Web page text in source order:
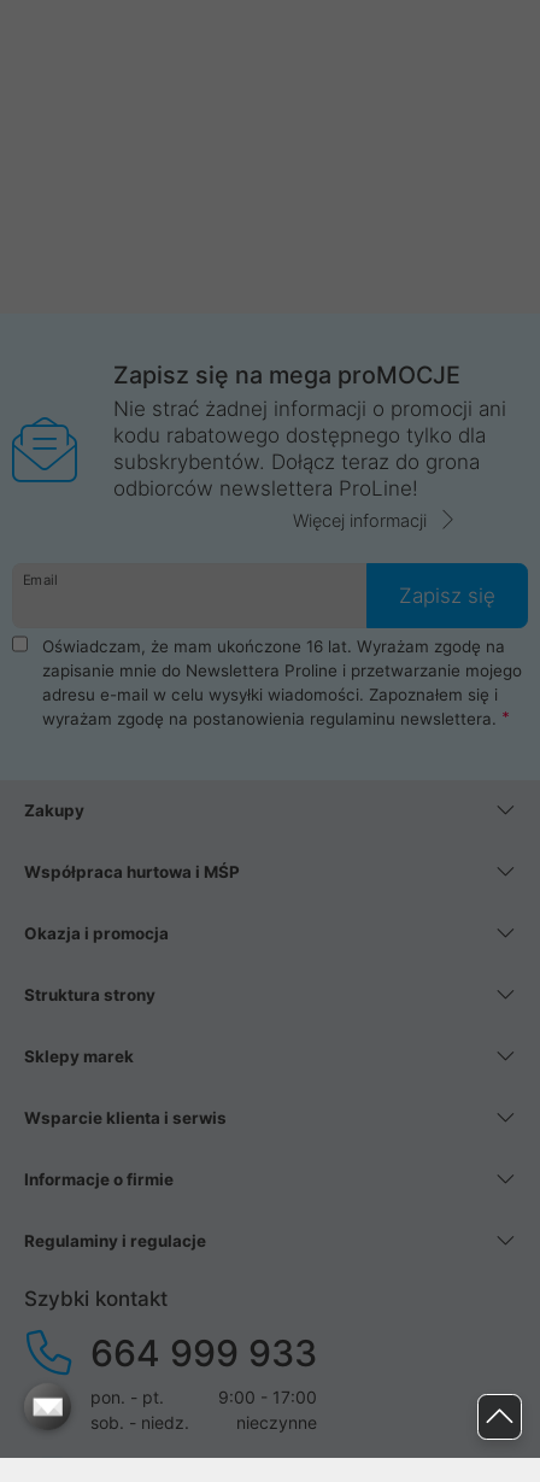
Zapisz się na mega proMOCJE
Nie strać żadnej informacji o promocji ani
kodu rabatowego dostępnego tylko dla
subskrybentów. Dołącz teraz do grona
odbiorców newslettera ProLine!
Więcej informacji
Email
Zapisz się
Oświadczam, że mam ukończone 16 lat. Wyrażam zgodę na
zapisanie mnie do Newslettera Proline i przetwarzanie mojego
adresu e-mail w celu wysyłki wiadomości. Zapoznałem się i
wyrażam zgodę na postanowienia regulaminu newslettera.
Zakupy
Współpraca hurtowa i MŚP
Okazja i promocja
Struktura strony
Sklepy marek
Wsparcie klienta i serwis
Informacje o firmie
Regulaminy i regulacje
Szybki kontakt
664 999 933
pon. - pt.
9:00 - 17:00
sob. - niedz.
nieczynne